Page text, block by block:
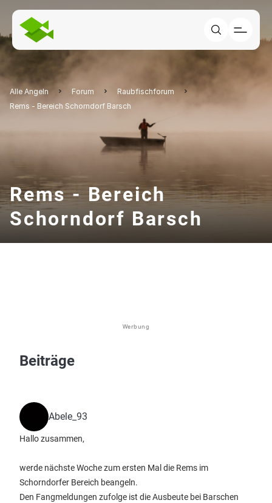
Alle Angeln Forum
Raubfischforum
Rems - Bereich Schorndorf Barsch
Rems - Bereich
Schorndorf Barsch
Werbung
Beiträge
Abele_93
Hallo zusammen,
werde nächste Woche zum ersten Mal die Rems im
Schorndorfer Bereich beangeln.
Den Fangmeldungen zufolge ist die Ausbeute bei Barschen